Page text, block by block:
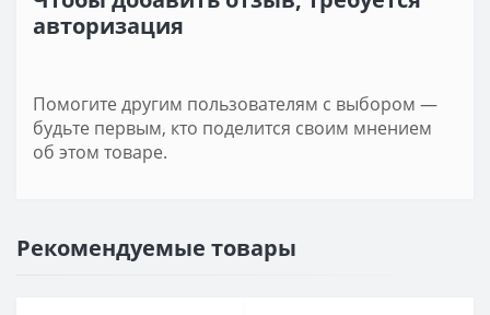
авторизация
Помогите другим пользователям с выбором —
будьте первым, кто поделится своим мнением
об этом товаре.
Рекомендуемые товары